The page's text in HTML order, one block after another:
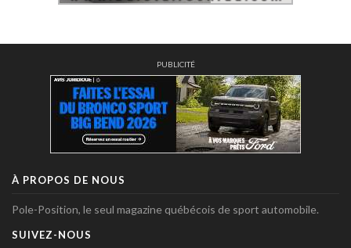
PUBLICITÉ
À PROPOS DE NOUS
Pole-Position, le seul magazine québécois de sport automobile.
SUIVEZ-NOUS